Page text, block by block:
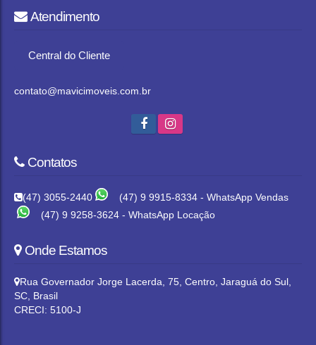
Atendimento
Central do Cliente
contato@mavicimoveis.com.br
Contatos
(47) 3055-2440
(47) 9 9915-8334 - WhatsApp Vendas
(47) 9 9258-3624 - WhatsApp Locação
Onde Estamos
Rua Governador Jorge Lacerda, 75, Centro, Jaraguá do Sul,
SC, Brasil
CRECI: 5100-J